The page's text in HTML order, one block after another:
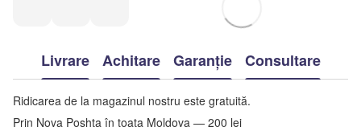
Livrare Achitare Garanție Consultare
Ridicarea de la magazinul nostru este gratuită.
Prin Nova Poshta în toata Moldova — 200 lei